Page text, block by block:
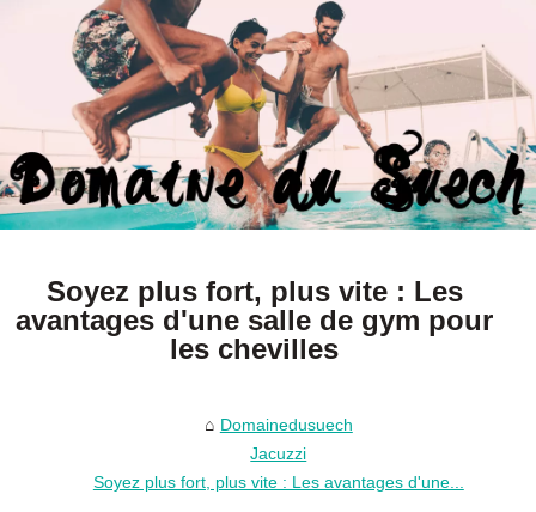
Soyez plus fort, plus vite : Les
avantages d'une salle de gym pour
les chevilles
Domainedusuech
Jacuzzi
Soyez plus fort, plus vite : Les avantages d'une...